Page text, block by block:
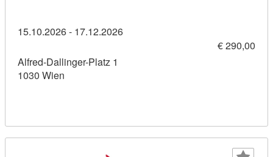
15.10.2026 - 17.12.2026
€ 290,00
Alfred-Dallinger-Platz 1
1030 Wien